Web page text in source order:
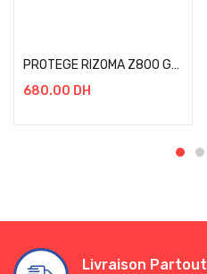
PROTEGE RIZOMA Z800 GOLD
680.00 DH
Livraison Partout